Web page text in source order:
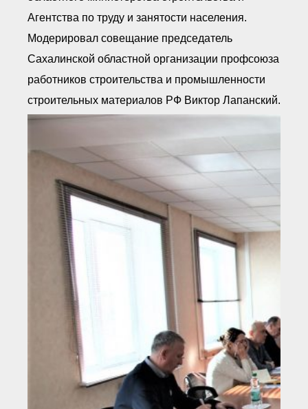
Агентства по труду и занятости населения.
Модерировал совещание председатель
Сахалинской областной организации профсоюза
работников строительства и промышленности
строительных материалов РФ Виктор Лапанский.